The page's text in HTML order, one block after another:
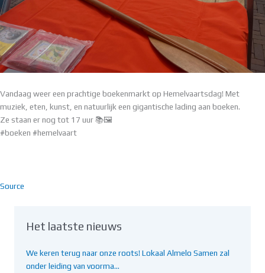
Vandaag weer een prachtige boekenmarkt op Hemelvaartsdag! Met
muziek, eten, kunst, en natuurlijk een gigantische lading aan boeken.
Ze staan er nog tot 17 uur 📚🖼️
#boeken #hemelvaart
Source
Het laatste nieuws
We keren terug naar onze roots! Lokaal Almelo Samen zal
onder leiding van voorma…